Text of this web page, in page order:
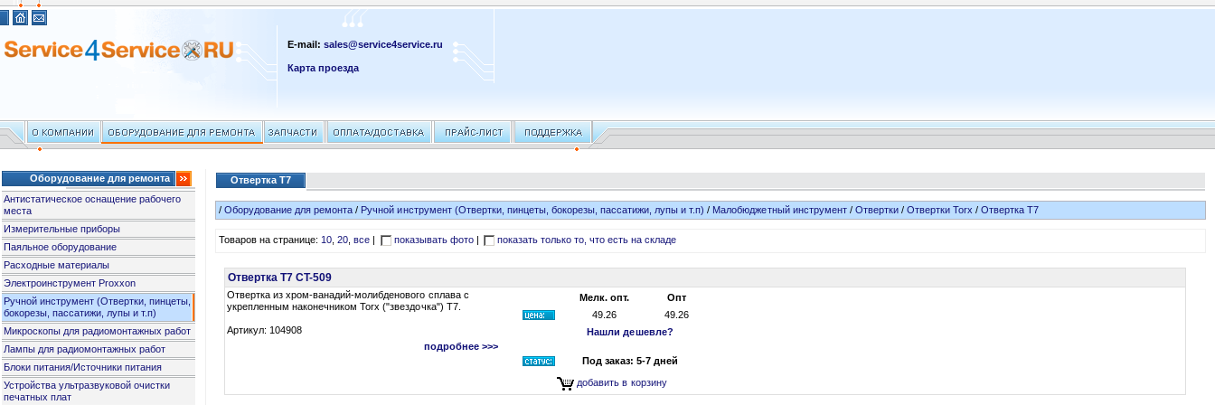
E-mail:sales@service4service.ru
Карта проезда
Оборудование для ремонта
Антистатическое оснащение рабочего
места
Измерительные приборы
Паяльное оборудование
Расходные материалы
Электроинструмент Proxxon
Ручной инструмент (Отвертки, пинцеты,
бокорезы, пассатижи, лупы и т.п)
Микроскопы для радиомонтажных работ
Лампы для радиомонтажных работ
Блоки питания/Источники питания
Устройства ультразвуковой очистки
печатных плат
Отвертка T7
/Оборудование для ремонта / Ручной инструмент (Отвертки, пинцеты, бокорезы, пассатижи, лупы и т.п) / Малобюджетный инструмент/ Отвертки/ Отвертки Torx /Отвертка T7
Товаров на странице:10,20,все показывать фото| показать только то, что есть на складе
Отвертка T7 CT-509
Отвертка из хром-ванадий-молибденового сплава с
укрепленным наконечником Torx ("звездочка") T7.
Артикул: 104908
подробнее >>>
Мелк. опт.
Опт
49.26
49.26
Нашли дешевле?
Под заказ: 5-7 дней
добавить в корзину